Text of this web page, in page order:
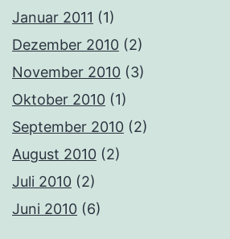
Januar 2011 (1)
Dezember 2010 (2)
November 2010 (3)
Oktober 2010 (1)
September 2010 (2)
August 2010 (2)
Juli 2010 (2)
Juni 2010 (6)